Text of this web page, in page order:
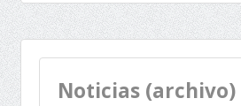
Noticias (archivo)